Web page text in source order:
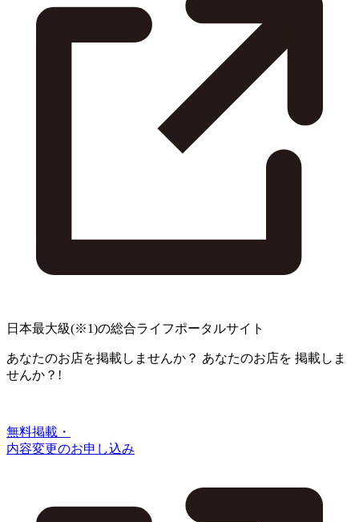
日本最大級(※1)の総合ライフポータルサイト
あなたのお店を掲載しませんか？ あなたのお店を 掲載しま
せんか？!
無料掲載・
内容変更のお申し込み